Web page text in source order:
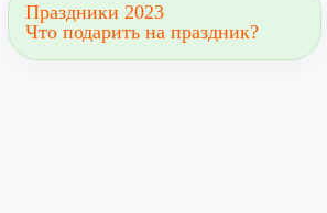
Праздники 2023
Что подарить на праздник?